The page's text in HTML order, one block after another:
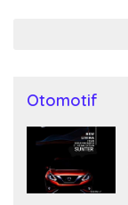
Otomotif